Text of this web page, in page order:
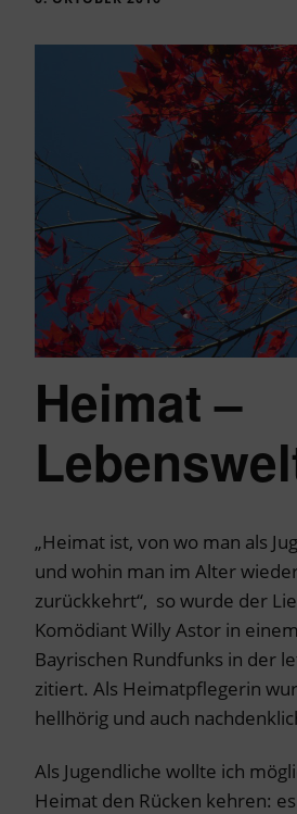
Heimat –
„Heimat ist, von wo man als
und wohin man im Alter
zurückkehrt“, so wurde der
Komödiant Willy Astor in
Bayrischen Rundfunks in der
zitiert. Als Heimatpflegerin
hellhörig und auch
Als Jugendliche wollte ich
Heimat den Rücken kehren: